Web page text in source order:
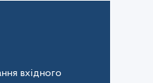
вхідного